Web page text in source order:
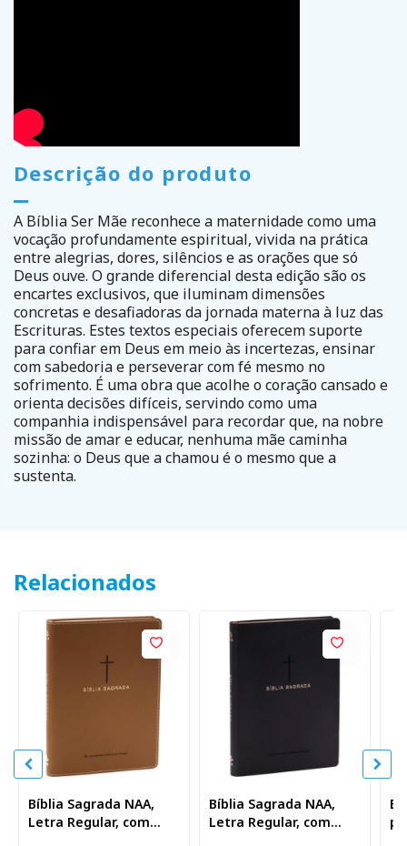
Descrição do produto
A Bíblia Ser Mãe reconhece a maternidade como uma
vocação profundamente espiritual, vivida na prática
entre alegrias, dores, silêncios e as orações que só
Deus ouve. O grande diferencial desta edição são os
encartes exclusivos, que iluminam dimensões
concretas e desafiadoras da jornada materna à luz das
Escrituras. Estes textos especiais oferecem suporte
para confiar em Deus em meio às incertezas, ensinar
com sabedoria e perseverar com fé mesmo no
sofrimento. É uma obra que acolhe o coração cansado e
orienta decisões difíceis, servindo como uma
companhia indispensável para recordar que, na nobre
missão de amar e educar, nenhuma mãe caminha
sozinha: o Deus que a chamou é o mesmo que a
sustenta.
Relacionados
Bíblia Sagrada NAA,
Letra Regular, com
Bíblia Sagrada NAA,
Letra Regular, com